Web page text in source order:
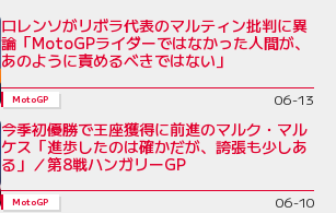
ロレンソがリボラ代表のマルティン批判に異
論「MotoGPライダーではなかった人間が、
あのように責めるべきではない」
MotoGP 06-13
今季初優勝で王座獲得に前進のマルク・マル
ケス「進歩したのは確かだが、誇張も少しあ
る」／第8戦ハンガリーGP
MotoGP 06-10